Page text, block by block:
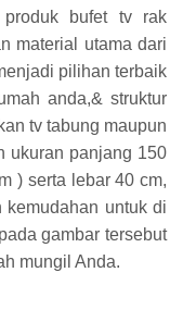
produk bufet tv rak
material utama dari
pilihan terbaik
anda,& struktur
tv tabung maupun
ukuran panjang 150
) serta lebar 40 cm,
kemudahan untuk di
gambar tersebut
mungil Anda.